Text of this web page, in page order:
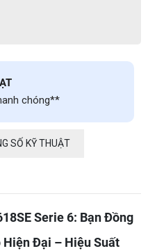
SỐ KỸ THUẬT
Serie 6: Bạn Đồng
Hiện Đại – Hiệu Suất